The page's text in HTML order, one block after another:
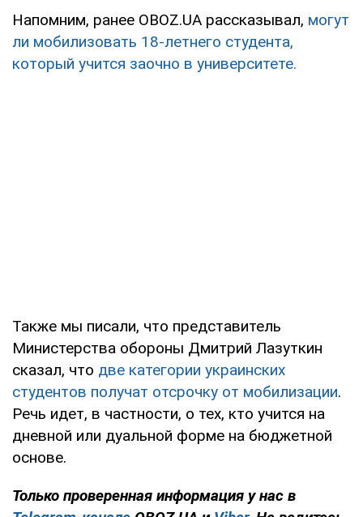
Напомним, ранее OBOZ.UA рассказывал, могут
ли мобилизовать 18-летнего студента,
который учится заочно в университете.
Также мы писали, что представитель
Министерства обороны Дмитрий Лазуткин
сказал, что две категории украинских
студентов получат отсрочку от мобилизации.
Речь идет, в частности, о тех, кто учится на
дневной или дуальной форме на бюджетной
основе.
Только проверенная информация у нас в